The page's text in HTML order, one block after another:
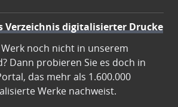
Verzeichnis digitalisierter Drucke
noch nicht in unserem
Dann probieren Sie es doch in
das mehr als 1.600.000
Werke nachweist.